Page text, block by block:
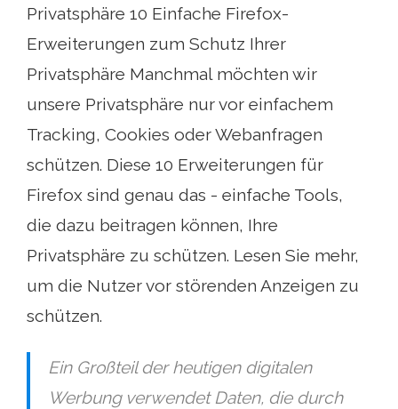
Privatsphäre 10 Einfache Firefox-
Erweiterungen zum Schutz Ihrer
Privatsphäre Manchmal möchten wir
unsere Privatsphäre nur vor einfachem
Tracking, Cookies oder Webanfragen
schützen. Diese 10 Erweiterungen für
Firefox sind genau das - einfache Tools,
die dazu beitragen können, Ihre
Privatsphäre zu schützen. Lesen Sie mehr,
um die Nutzer vor störenden Anzeigen zu
schützen.
Ein Großteil der heutigen digitalen
Werbung verwendet Daten, die durch